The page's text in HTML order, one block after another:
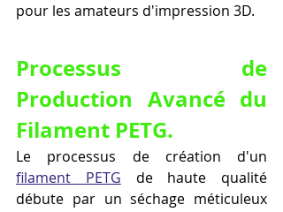
pour les amateurs d'impression 3D.
Processus de
Production Avancé du
Filament PETG.
filament PETG de haute qualité
débute par un séchage méticuleux